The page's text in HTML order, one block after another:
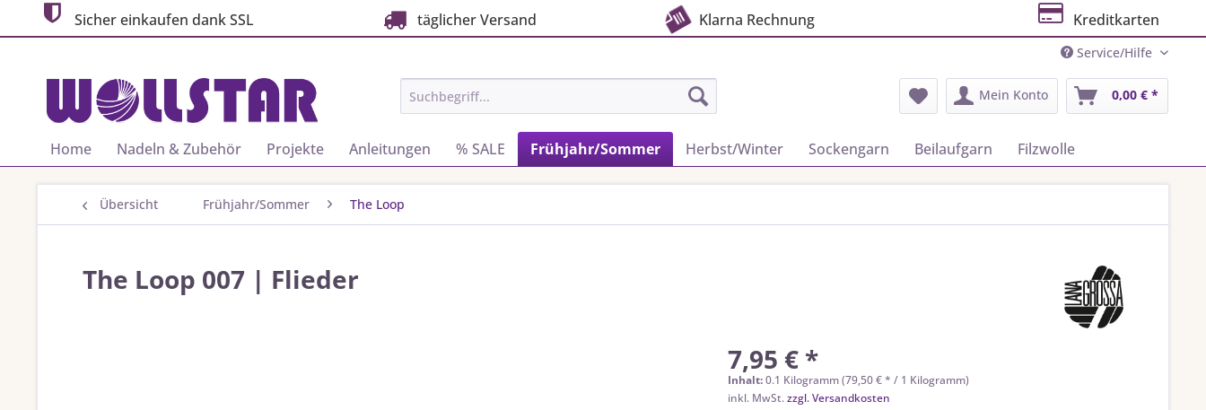
Sicher einkaufen dank SSL täglicher Versand Klarna Rechnung Kreditkarten
Service/Hilfe
Mein Konto 0,00 € *
Home Nadeln & Zubehör Projekte Anleitungen % SALE Frühjahr/Sommer Herbst/Winter Sockengarn Beilaufgarn Filzwolle
Übersicht Frühjahr/Sommer The Loop
The Loop 007 | Flieder
7,95 € *
Inhalt:0.1 Kilogramm (79,50 € * / 1 Kilogramm)
inkl. MwSt.zzgl. Versandkosten